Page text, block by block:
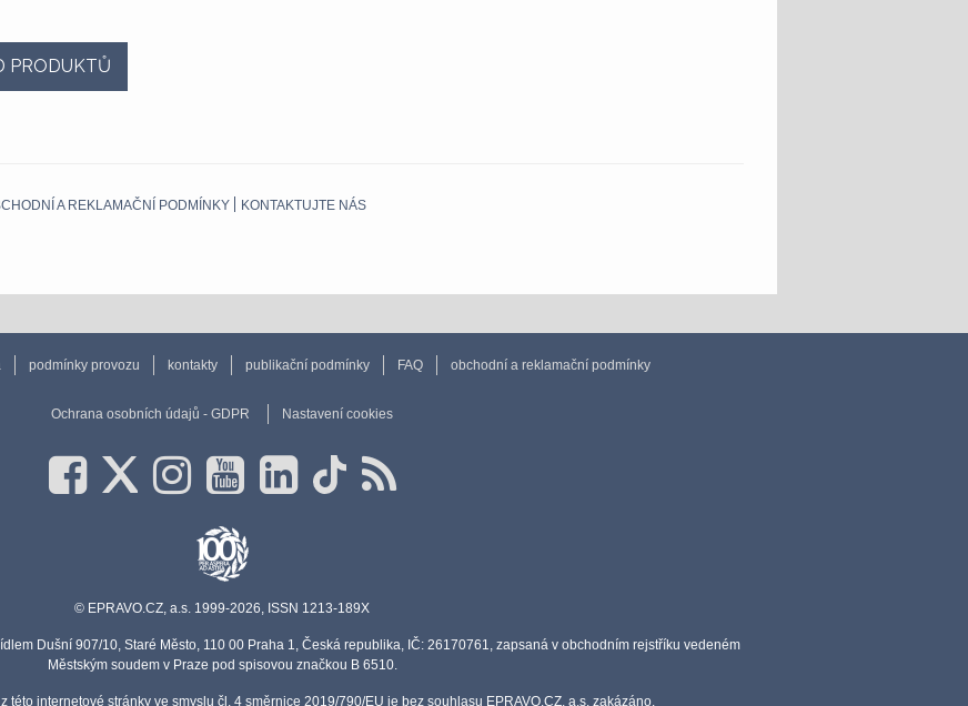
PRODUKTŮ
A REKLAMAČNÍ PODMÍNKY KONTAKTUJTE NÁS
podmínky provozu kontakty publikační podmínky FAQ obchodní a reklamační podmínky
Ochrana osobních údajů - GDPR Nastavení cookies
© EPRAVO.CZ, a.s. 1999-2026, ISSN 1213-189X
Dušní 907/10, Staré Město, 110 00 Praha 1, Česká republika, IČ: 26170761, zapsaná v obchodním rejstříku vedeném
Městským soudem v Praze pod spisovou značkou B 6510.
této internetové stránky ve smyslu čl. 4 směrnice 2019/790/EU je bez souhlasu EPRAVO.CZ, a.s. zakázáno.